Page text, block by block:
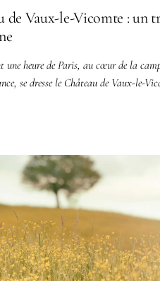
de Vaux-le-Vicomte : un
une heure de Paris, au cœur de la
se dresse le Château de Vaux-le-